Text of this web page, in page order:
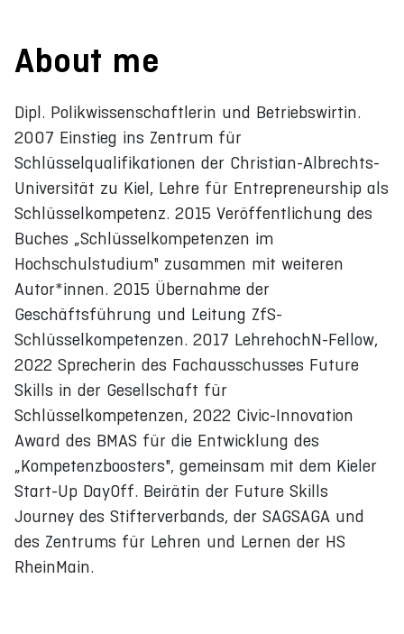
About me
Dipl. Polikwissenschaftlerin und Betriebswirtin.
2007 Einstieg ins Zentrum für
Schlüsselqualifikationen der Christian-Albrechts-
Universität zu Kiel, Lehre für Entrepreneurship als
Schlüsselkompetenz. 2015 Veröffentlichung des
Buches „Schlüsselkompetenzen im
Hochschulstudium" zusammen mit weiteren
Autor*innen. 2015 Übernahme der
Geschäftsführung und Leitung ZfS-
Schlüsselkompetenzen. 2017 LehrehochN-Fellow,
2022 Sprecherin des Fachausschusses Future
Skills in der Gesellschaft für
Schlüsselkompetenzen, 2022 Civic-Innovation
Award des BMAS für die Entwicklung des
„Kompetenzboosters", gemeinsam mit dem Kieler
Start-Up DayOff. Beirätin der Future Skills
Journey des Stifterverbands, der SAGSAGA und
des Zentrums für Lehren und Lernen der HS
RheinMain.